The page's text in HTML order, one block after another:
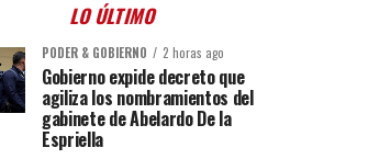
LO ÚLTIMO
PODER & GOBIERNO 2 horas ago
Gobierno expide decreto que
agiliza los nombramientos del
gabinete de Abelardo De la
Espriella